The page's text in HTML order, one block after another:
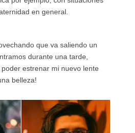
en general.
que va saliendo un
durante una tarde,
estrenar mi nuevo lente
belleza!